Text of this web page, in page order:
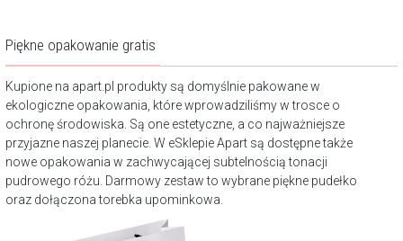
Piękne opakowanie gratis
Kupione na apart.pl produkty są domyślnie pakowane w
ekologiczne opakowania, które wprowadziliśmy w trosce o
ochronę środowiska. Są one estetyczne, a co najważniejsze
przyjazne naszej planecie. W eSklepie Apart są dostępne także
nowe opakowania w zachwycającej subtelnością tonacji
pudrowego różu. Darmowy zestaw to wybrane piękne pudełko
oraz dołączona torebka upominkowa.